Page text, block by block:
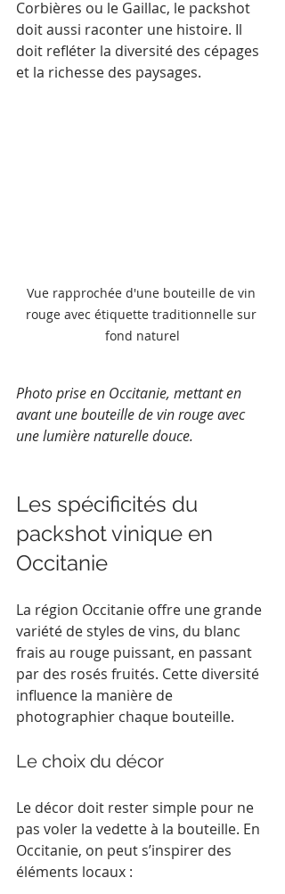
Corbières ou le Gaillac, le packshot
doit aussi raconter une histoire. Il
doit refléter la diversité des cépages
et la richesse des paysages.
Vue rapprochée d'une bouteille de vin
rouge avec étiquette traditionnelle sur
fond naturel
Photo prise en Occitanie, mettant en
avant une bouteille de vin rouge avec
une lumière naturelle douce.
Les spécificités du
packshot vinique en
Occitanie
La région Occitanie offre une grande
variété de styles de vins, du blanc
frais au rouge puissant, en passant
par des rosés fruités. Cette diversité
influence la manière de
photographier chaque bouteille.
Le choix du décor
Le décor doit rester simple pour ne
pas voler la vedette à la bouteille. En
Occitanie, on peut s’inspirer des
éléments locaux :